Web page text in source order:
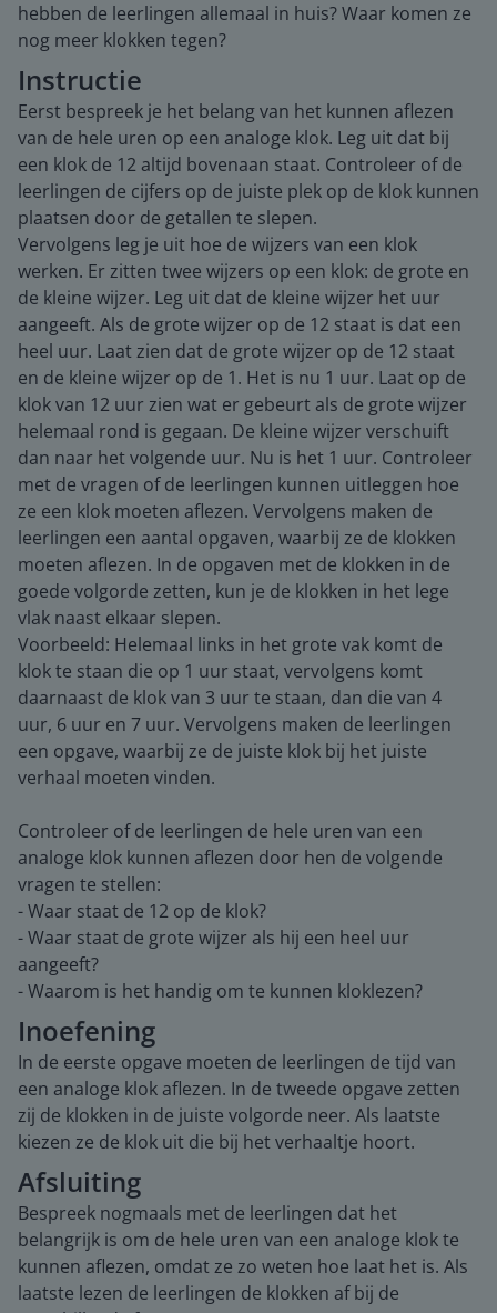
hebben de leerlingen allemaal in huis? Waar komen ze
nog meer klokken tegen?
Instructie
Eerst bespreek je het belang van het kunnen aflezen
van de hele uren op een analoge klok. Leg uit dat bij
een klok de 12 altijd bovenaan staat. Controleer of de
leerlingen de cijfers op de juiste plek op de klok kunnen
plaatsen door de getallen te slepen.
Vervolgens leg je uit hoe de wijzers van een klok
werken. Er zitten twee wijzers op een klok: de grote en
de kleine wijzer. Leg uit dat de kleine wijzer het uur
aangeeft. Als de grote wijzer op de 12 staat is dat een
heel uur. Laat zien dat de grote wijzer op de 12 staat
en de kleine wijzer op de 1. Het is nu 1 uur. Laat op de
klok van 12 uur zien wat er gebeurt als de grote wijzer
helemaal rond is gegaan. De kleine wijzer verschuift
dan naar het volgende uur. Nu is het 1 uur. Controleer
met de vragen of de leerlingen kunnen uitleggen hoe
ze een klok moeten aflezen. Vervolgens maken de
leerlingen een aantal opgaven, waarbij ze de klokken
moeten aflezen. In de opgaven met de klokken in de
goede volgorde zetten, kun je de klokken in het lege
vlak naast elkaar slepen.
Voorbeeld: Helemaal links in het grote vak komt de
klok te staan die op 1 uur staat, vervolgens komt
daarnaast de klok van 3 uur te staan, dan die van 4
uur, 6 uur en 7 uur. Vervolgens maken de leerlingen
een opgave, waarbij ze de juiste klok bij het juiste
verhaal moeten vinden.
Controleer of de leerlingen de hele uren van een
analoge klok kunnen aflezen door hen de volgende
vragen te stellen:
- Waar staat de 12 op de klok?
- Waar staat de grote wijzer als hij een heel uur
aangeeft?
- Waarom is het handig om te kunnen kloklezen?
Inoefening
In de eerste opgave moeten de leerlingen de tijd van
een analoge klok aflezen. In de tweede opgave zetten
zij de klokken in de juiste volgorde neer. Als laatste
kiezen ze de klok uit die bij het verhaaltje hoort.
Afsluiting
Bespreek nogmaals met de leerlingen dat het
belangrijk is om de hele uren van een analoge klok te
kunnen aflezen, omdat ze zo weten hoe laat het is. Als
laatste lezen de leerlingen de klokken af bij de